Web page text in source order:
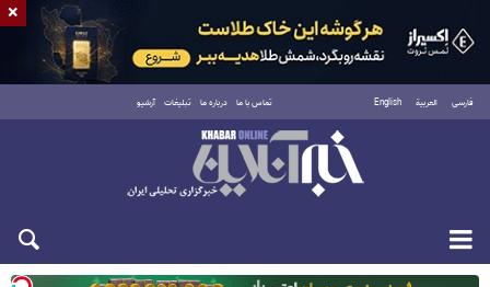
فارسی العربية English تماس با ما درباره ما تبلیغات آرشیو
دوشنبه ۱۹ مرداد ۱۴۰۵
×